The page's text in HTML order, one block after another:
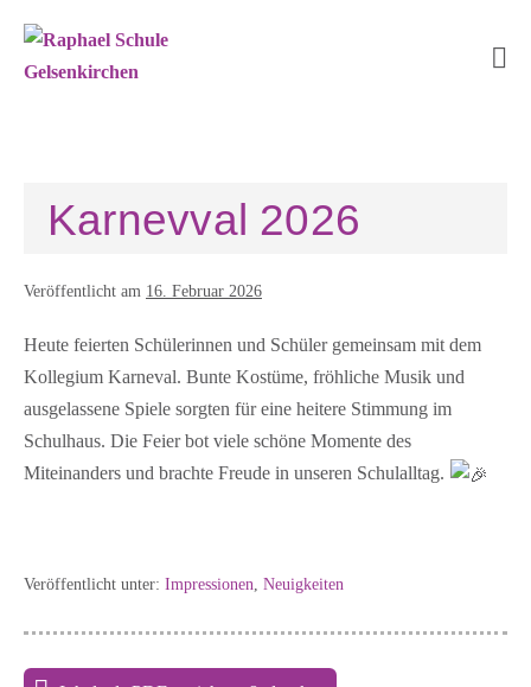
Inhalt
springen
Karnevval 2026
Veröffentlicht am 16. Februar 2026
Heute feierten Schülerinnen und Schüler gemeinsam mit dem
Kollegium Karneval. Bunte Kostüme, fröhliche Musik und
ausgelassene Spiele sorgten für eine heitere Stimmung im
Schulhaus. Die Feier bot viele schöne Momente des
Miteinanders und brachte Freude in unseren Schulalltag.
Veröffentlicht unter: Impressionen Neuigkeiten